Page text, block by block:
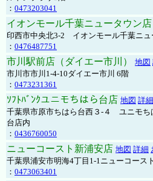
： 0473203041
イオンモール千葉ニュータウン店
印西市中央北3-2 イオンモール千葉ニュ
： 0476487751
市川駅前店（ダイエー市川） 地図
市川市市川1-4-10ダイエー市川 6階
： 0473231361
ｿﾌﾄﾊﾞﾝｸユニモちはら台店 地図 詳細
千葉県市原市ちはら台西３-４ ユニモ
台店内
： 0436760050
ニューコースト新浦安店 地図 詳細
千葉県浦安市明海4丁目1-1ニューコース
： 0473063401